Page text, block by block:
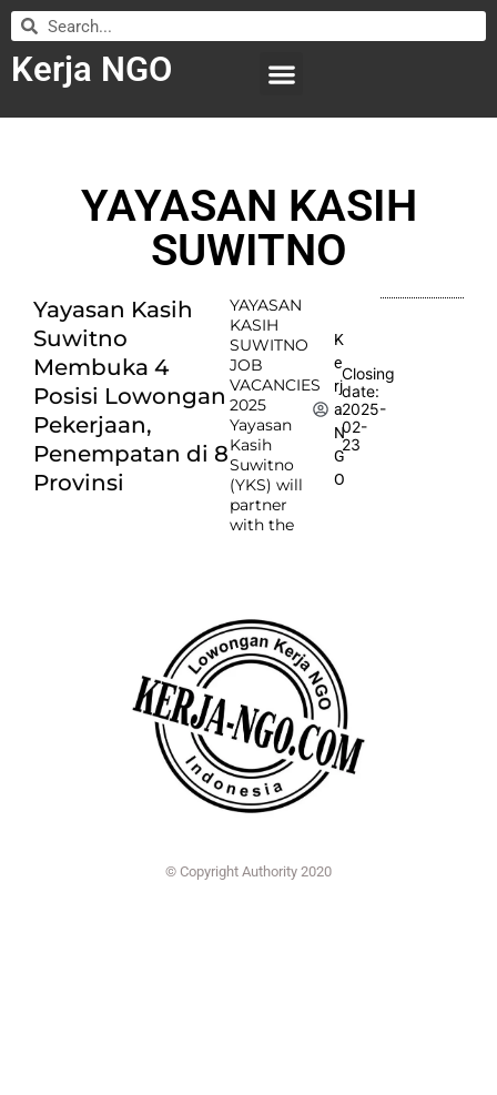
Kerja NGO
YAYASAN KASIH
SUWITNO
Yayasan Kasih
Suwitno
Membuka 4
Posisi Lowongan
Pekerjaan,
Penempatan di 8
Provinsi
YAYASAN
KASIH
SUWITNO
JOB
VACANCIES
2025
Yayasan
Kasih
Suwitno
(YKS) will
partner
with the
K
e
rj
a
N
G
O
Closing
date:
2025-
02-
23
© Copyright Authority 2020